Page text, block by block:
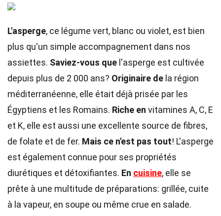
L'asperge, ce légume vert, blanc ou violet, est bien
plus qu'un simple accompagnement dans nos
assiettes. Saviez-vous que l'asperge est cultivée
depuis plus de 2 000 ans? Originaire de la région
méditerranéenne, elle était déjà prisée par les
Égyptiens et les Romains. Riche en vitamines A, C, E
et K, elle est aussi une excellente source de fibres,
de folate et de fer. Mais ce n'est pas tout! L'asperge
est également connue pour ses propriétés
diurétiques et détoxifiantes. En cuisine, elle se
prête à une multitude de préparations: grillée, cuite
à la vapeur, en soupe ou même crue en salade.